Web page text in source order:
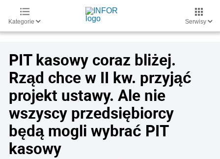
Kategorie Serwisy
PIT kasowy coraz bliżej.
Rząd chce w II kw. przyjąć
projekt ustawy. Ale nie
wszyscy przedsiębiorcy
będą mogli wybrać PIT
kasowy